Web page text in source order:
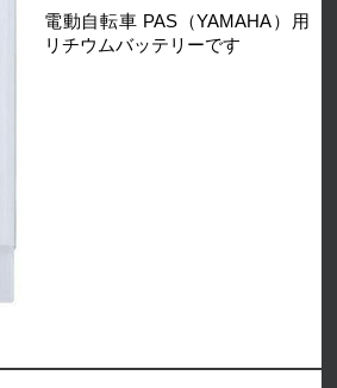
電動自転車 PAS（YAMAHA）用
リチウムバッテリーです